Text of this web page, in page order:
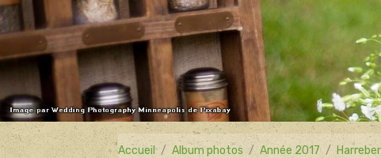
Accueil Album photos Année 2017